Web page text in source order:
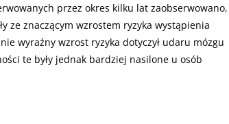
przez okres kilku lat zaobserwowano,
ze znaczącym wzrostem ryzyka wystąpienia
wyraźny wzrost ryzyka dotyczył udaru mózgu
te były jednak bardziej nasilone u osób